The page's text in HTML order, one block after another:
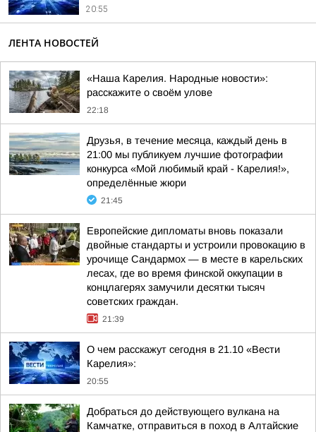
20:55
ЛЕНТА НОВОСТЕЙ
«Наша Карелия. Народные новости»:
расскажите о своём улове
22:18
Друзья, в течение месяца, каждый день в
21:00 мы публикуем лучшие фотографии
конкурса «Мой любимый край - Карелия!»,
определённые жюри
21:45
Европейские дипломаты вновь показали
двойные стандарты и устроили провокацию в
урочище Сандармох — в месте в карельских
лесах, где во время финской оккупации в
концлагерях замучили десятки тысяч
советских граждан.
21:39
О чем расскажут сегодня в 21.10 «Вести
Карелия»:
20:55
Добраться до действующего вулкана на
Камчатке, отправиться в поход в Алтайские